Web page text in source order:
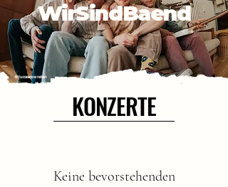
WirSindBaend
@lucascoersten
KONZERTE
Keine bevorstehenden